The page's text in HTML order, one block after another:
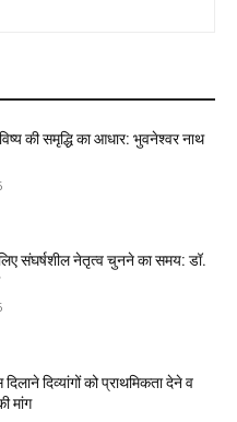
की समृद्धि का आधार: भुवनेश्वर नाथ
संघर्षशील नेतृत्व चुनने का समय: डॉ.
दिव्यांगों को प्राथमिकता देने व
मांग